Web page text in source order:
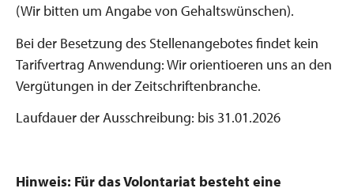
(Wir bitten um Angabe von Gehaltswünschen).
Bei der Besetzung des Stellenangebotes findet kein
Tarifvertrag Anwendung: Wir orientioeren uns an den
Vergütungen in der Zeitschriftenbranche.
Laufdauer der Ausschreibung: bis 31.01.2026
Hinweis: Für das Volontariat besteht eine